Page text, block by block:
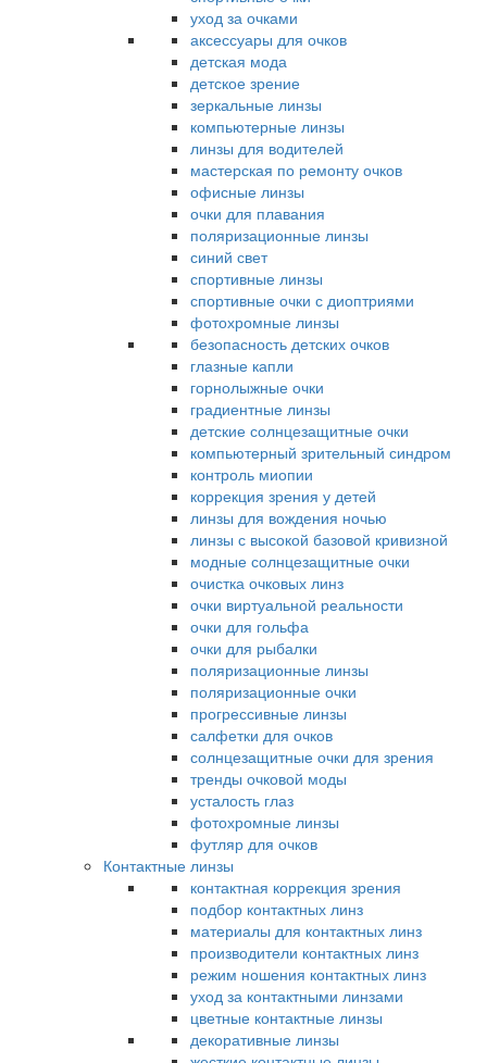
уход за очками
аксессуары для очков
детская мода
детское зрение
зеркальные линзы
компьютерные линзы
линзы для водителей
мастерская по ремонту очков
офисные линзы
очки для плавания
поляризационные линзы
синий свет
спортивные линзы
спортивные очки с диоптриями
фотохромные линзы
безопасность детских очков
глазные капли
горнолыжные очки
градиентные линзы
детские солнцезащитные очки
компьютерный зрительный синдром
контроль миопии
коррекция зрения у детей
линзы для вождения ночью
линзы с высокой базовой кривизной
модные солнцезащитные очки
очистка очковых линз
очки виртуальной реальности
очки для гольфа
очки для рыбалки
поляризационные линзы
поляризационные очки
прогрессивные линзы
салфетки для очков
солнцезащитные очки для зрения
тренды очковой моды
усталость глаз
фотохромные линзы
футляр для очков
Контактные линзы
контактная коррекция зрения
подбор контактных линз
материалы для контактных линз
производители контактных линз
режим ношения контактных линз
уход за контактными линзами
цветные контактные линзы
декоративные линзы